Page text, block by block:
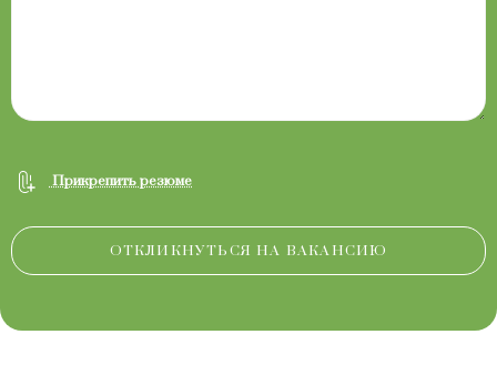
Прикрепить резюме